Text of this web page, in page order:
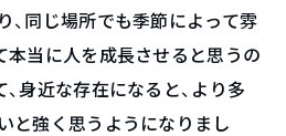
、同じ場所でも季節によって雰
本当に人を成長させると思うの
身近な存在になると、より多
と強く思うようになりまし